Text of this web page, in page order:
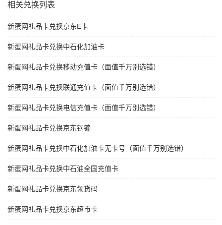
相关兑换列表
新蛋网礼品卡兑换京东E卡
新蛋网礼品卡兑换中石化加油卡
新蛋网礼品卡兑换移动充值卡（面值千万别选错）
新蛋网礼品卡兑换联通充值卡（面值千万别选错）
新蛋网礼品卡兑换电信充值卡（面值千万别选错）
新蛋网礼品卡兑换京东钢镚
新蛋网礼品卡兑换中石化加油卡无卡号（面值千万别选错）
新蛋网礼品卡兑换中石油全国充值卡
新蛋网礼品卡兑换京东领货码
新蛋网礼品卡兑换京东超市卡